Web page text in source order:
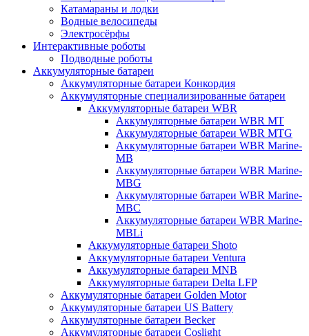
Катамараны и лодки
Водные велосипеды
Электросёрфы
Интерактивные роботы
Подводные роботы
Аккумуляторные батареи
Аккумуляторные батареи Конкордия
Аккумуляторные специализированные батареи
Аккумуляторные батареи WBR
Аккумуляторные батареи WBR MT
Аккумуляторные батареи WBR MTG
Аккумуляторные батареи WBR Marine-
MB
Аккумуляторные батареи WBR Marine-
MBG
Аккумуляторные батареи WBR Marine-
MBC
Аккумуляторные батареи WBR Marine-
MBLi
Аккумуляторные батареи Shoto
Аккумуляторные батареи Ventura
Аккумуляторные батареи MNB
Аккумуляторные батареи Delta LFP
Аккумуляторные батареи Golden Motor
Аккумуляторные батареи US Battery
Аккумуляторные батареи Becker
Аккумуляторные батареи Coslight